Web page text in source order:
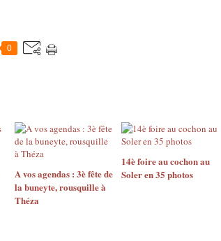
0
A vos agendas : 3è fête de
la buneyte, rousquille à
Théza
14è foire au cochon au
Soler en 35 photos